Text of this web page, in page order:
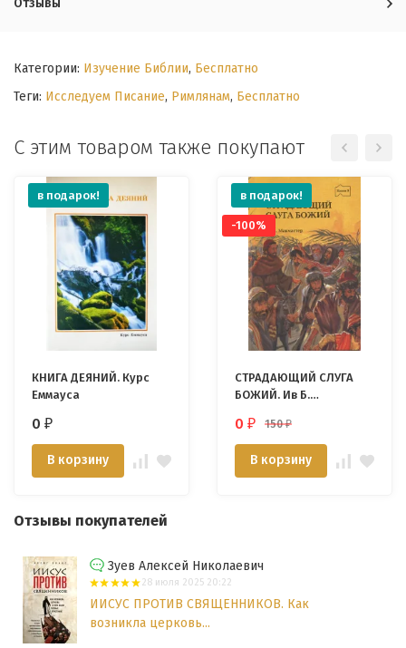
Отзывы
Категории: Изучение Библии, Бесплатно
Теги: Исследуем Писание, Римлянам, Бесплатно
С этим товаром также покупают
в подарок!
КНИГА ДЕЯНИЙ. Курс
Еммауса
0 ₽
В корзину
в подарок!
-100%
СТРАДАЮЩИЙ СЛУГА
БОЖИЙ. Ив Б.
0 ₽ 150₽
В корзину
Отзывы покупателей
Зуев Алексей Николаевич
28 июля 2025 20:22
ИИСУС ПРОТИВ СВЯЩЕННИКОВ. Как
возникла церковь...